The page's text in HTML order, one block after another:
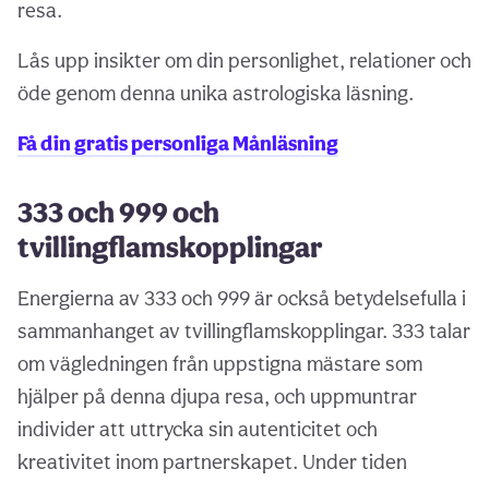
resa.
Lås upp insikter om din personlighet, relationer och
öde genom denna unika astrologiska läsning.
Få din gratis personliga Månläsning
333 och 999 och
tvillingflamskopplingar
Energierna av 333 och 999 är också betydelsefulla i
sammanhanget av tvillingflamskopplingar. 333 talar
om vägledningen från uppstigna mästare som
hjälper på denna djupa resa, och uppmuntrar
individer att uttrycka sin autenticitet och
kreativitet inom partnerskapet. Under tiden